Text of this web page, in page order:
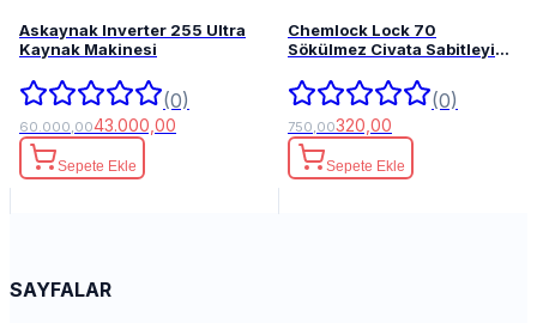
Askaynak Inverter 255 Ultra
Kaynak Makinesi
(0)
60.000,0043.000,00
Sepete Ekle
Chemlock Lock 70
Sökülmez Civata Sabitleyici
(0)
750,00320,00
Sepete Ekle
SAYFALAR